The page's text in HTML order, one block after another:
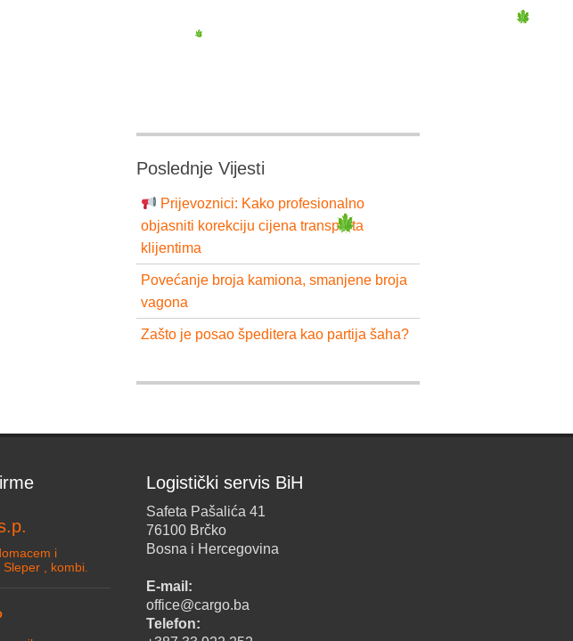
Poslednje Vijesti
Prijevoznici: Kako profesionalno
objasniti korekciju cijena transporta
klijentima
Povećanje broja kamiona, smanjene broja
vagona
Zašto je posao špeditera kao partija šaha?
i
, kombi.
Logistički servis BiH
Safeta Pašalića 41
76100 Brčko
Bosna i Hercegovina
E-mail:
office@cargo.ba
Telefon: